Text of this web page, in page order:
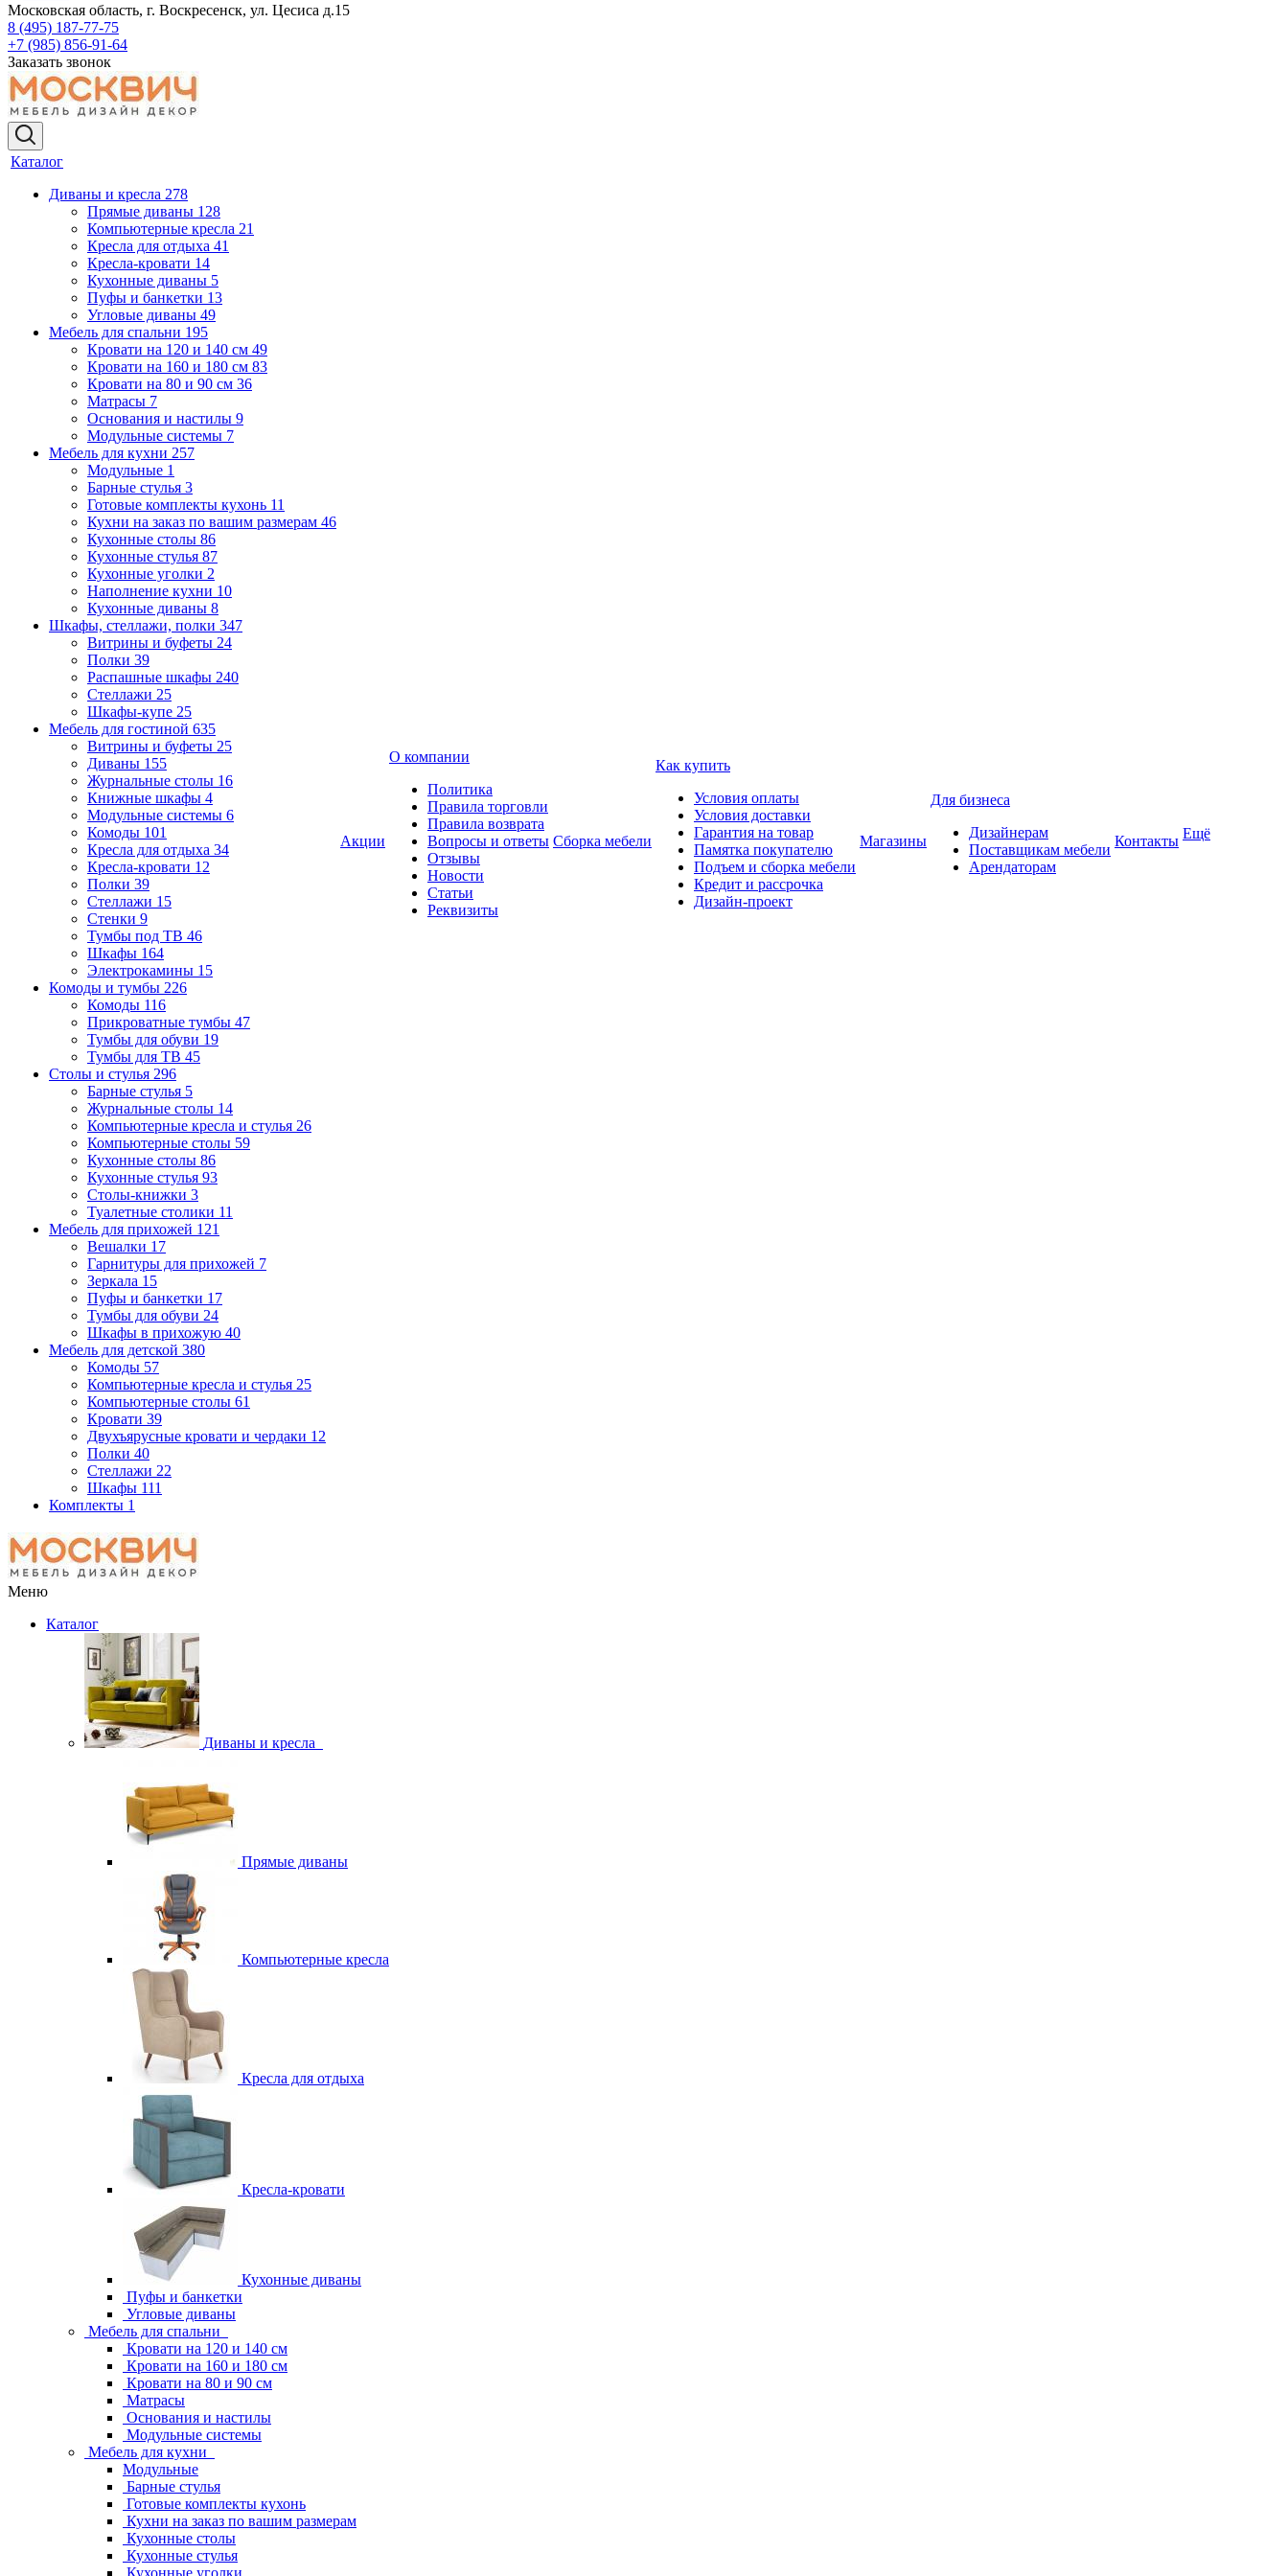
Московская область, г. Воскресенск, ул. Цесиса д.15
8 (495) 187-77-75
+7 (985) 856-91-64
Заказать звонок
Каталог
Диваны и кресла 278
Прямые диваны 128
Компьютерные кресла 21
Кресла для отдыха 41
Кресла-кровати 14
Кухонные диваны 5
Пуфы и банкетки 13
Угловые диваны 49
Мебель для спальни 195
Кровати на 120 и 140 см 49
Кровати на 160 и 180 см 83
Кровати на 80 и 90 см 36
Матрасы 7
Основания и настилы 9
Модульные системы 7
Мебель для кухни 257
Модульные 1
Барные стулья 3
Готовые комплекты кухонь 11
Кухни на заказ по вашим размерам 46
Кухонные столы 86
Кухонные стулья 87
Кухонные уголки 2
Наполнение кухни 10
Кухонные диваны 8
Шкафы, стеллажи, полки 347
Витрины и буфеты 24
Полки 39
Распашные шкафы 240
Стеллажи 25
Шкафы-купе 25
Мебель для гостиной 635
Витрины и буфеты 25
Диваны 155
Журнальные столы 16
Книжные шкафы 4
Модульные системы 6
Комоды 101
Кресла для отдыха 34
Кресла-кровати 12
Полки 39
Стеллажи 15
Стенки 9
Тумбы под ТВ 46
Шкафы 164
Электрокамины 15
Комоды и тумбы 226
Комоды 116
Прикроватные тумбы 47
Тумбы для обуви 19
Тумбы для ТВ 45
Столы и стулья 296
Барные стулья 5
Журнальные столы 14
Компьютерные кресла и стулья 26
Компьютерные столы 59
Кухонные столы 86
Кухонные стулья 93
Столы-книжки 3
Туалетные столики 11
Мебель для прихожей 121
Вешалки 17
Гарнитуры для прихожей 7
Зеркала 15
Пуфы и банкетки 17
Тумбы для обуви 24
Шкафы в прихожую 40
Мебель для детской 380
Комоды 57
Компьютерные кресла и стулья 25
Компьютерные столы 61
Кровати 39
Двухъярусные кровати и чердаки 12
Полки 40
Стеллажи 22
Шкафы 111
Комплекты 1
Акции
О компании
Политика
Правила торговли
Правила возврата
Вопросы и ответы
Отзывы
Новости
Статьи
Реквизиты
Сборка мебели
Как купить
Условия оплаты
Условия доставки
Гарантия на товар
Памятка покупателю
Подъем и сборка мебели
Кредит и рассрочка
Дизайн-проект
Магазины
Для бизнеса
Дизайнерам
Поставщикам мебели
Арендаторам
Контакты Ещё
Меню
Каталог
Диваны и кресла
Прямые диваны
Компьютерные кресла
Кресла для отдыха
Кресла-кровати
Кухонные диваны
Пуфы и банкетки
Угловые диваны
Мебель для спальни
Кровати на 120 и 140 см
Кровати на 160 и 180 см
Кровати на 80 и 90 см
Матрасы
Основания и настилы
Модульные системы
Мебель для кухни
Модульные
Барные стулья
Готовые комплекты кухонь
Кухни на заказ по вашим размерам
Кухонные столы
Кухонные стулья
Кухонные уголки